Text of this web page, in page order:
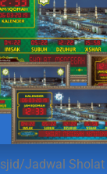
Jadwal